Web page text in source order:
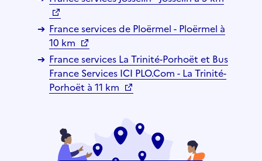
France services de Ploërmel - Ploërmel à
10 km
France services La Trinité-Porhoët et Bus
France Services ICI PLO.Com - La Trinité-
Porhoët à 11 km